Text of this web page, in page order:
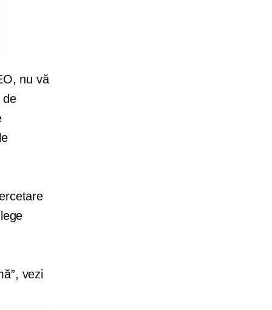
nu vă
de
vezi